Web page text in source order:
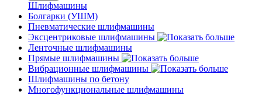
Шлифмашины
Бoлгаpки (УШM)
Пневматические шлифмашины
Эксцентриковые шлифмашины
Ленточные шлифмашины
Прямые шлифмашины
Вибрационные шлифмашины
Шлифмашины по бетону
Многофункциональные шлифмашины